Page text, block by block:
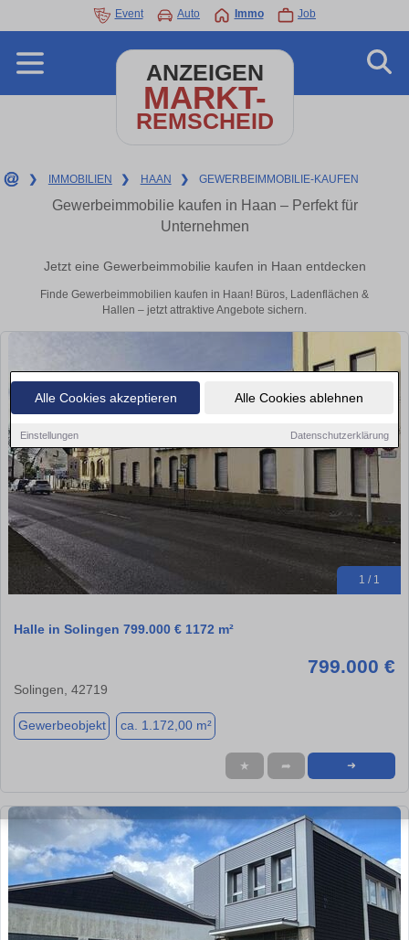
Alle Cookies akzeptieren Alle Cookies ablehnen
Einstellungen Datenschutzerklärung
Event Auto Immo Job
ANZEIGEN
MARKT-
REMSCHEID
❯ IMMOBILIEN ❯ HAAN ❯ GEWERBEIMMOBILIE-KAUFEN
Gewerbeimmobilie kaufen in Haan – Perfekt für
Unternehmen
Jetzt eine Gewerbeimmobilie kaufen in Haan entdecken
Finde Gewerbeimmobilien kaufen in Haan! Büros, Ladenflächen &
Hallen – jetzt attraktive Angebote sichern.
1 / 1
Halle in Solingen 799.000 € 1172 m²
799.000 €
Solingen, 42719
Gewerbeobjekt ca. 1.172,00 m²
★ ➦ ➜